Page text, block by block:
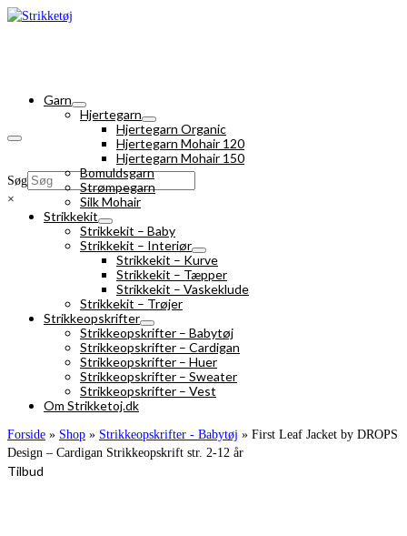
Søg
×
Garn
Hjertegarn
Hjertegarn Organic
Hjertegarn Mohair 120
Hjertegarn Mohair 150
Bomuldsgarn
Strømpegarn
Silk Mohair
Strikkekit
Strikkekit – Baby
Strikkekit – Interiør
Strikkekit – Kurve
Strikkekit – Tæpper
Strikkekit – Vaskeklude
Strikkekit – Trøjer
Strikkeopskrifter
Strikkeopskrifter – Babytøj
Strikkeopskrifter – Cardigan
Strikkeopskrifter – Huer
Strikkeopskrifter – Sweater
Strikkeopskrifter – Vest
Om Strikketoj.dk
Forside » Shop » Strikkeopskrifter - Babytøj » First Leaf Jacket by DROPS
Design – Cardigan Strikkeopskrift str. 2-12 år
Tilbud